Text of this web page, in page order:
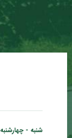
شنبه - چهارشنبه